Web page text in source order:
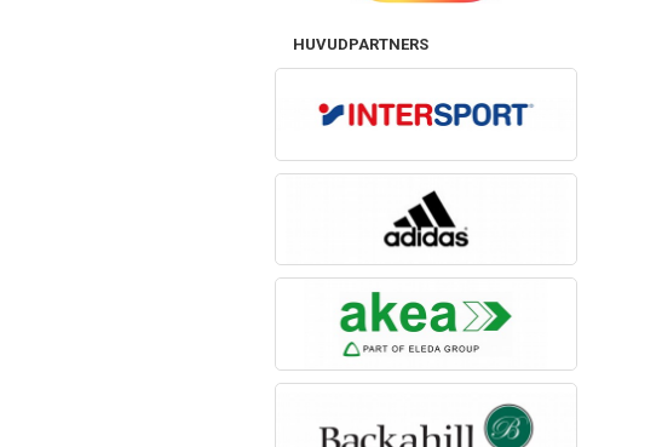
HUVUDPARTNERS